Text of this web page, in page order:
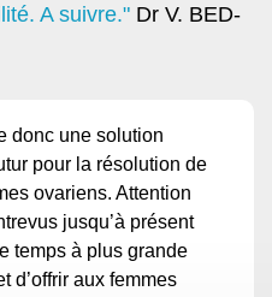
A suivre." Dr V. BED-
donc une solution
pour la résolution de
ovariens. Attention
jusqu’à présent
temps à plus grande
d’offrir aux femmes